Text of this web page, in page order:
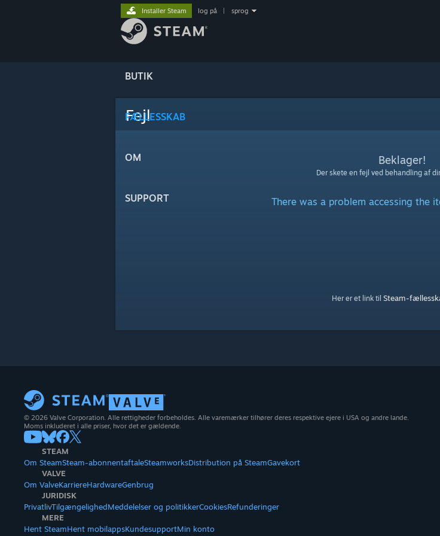
BUTIK
FÆLLESSKAB
OM
SUPPORT
Installer Steam log på sprog
Fejl
Beklager!
Der skete en fejl ved behandling af
There was a problem accessing the
Her er et link til Steam-
© 2026 Valve Corporation. Alle rettigheder forbeholdes. Alle varemærker tilhører deres respektive ejere i USA og andre lande.
Moms inkluderet i alle priser, hvor det er gældende.
STEAM
Om SteamSteam-abonnentaftaleSteamworksDistribution på SteamGavekort
VALVE
Om ValveKarriereHardwareGenbrug
JURIDISK
PrivatlivTilgængelighedMeddelelser og politikkerCookiesRefunderinger
MERE
Hent SteamHent mobilappsKundesupportMin konto